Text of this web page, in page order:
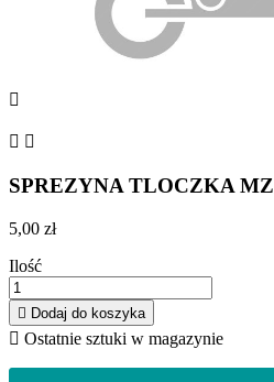

 
SPREZYNA TLOCZKA MZ
5,00 zł
Ilość
 Dodaj do koszyka
 Ostatnie sztuki w magazynie